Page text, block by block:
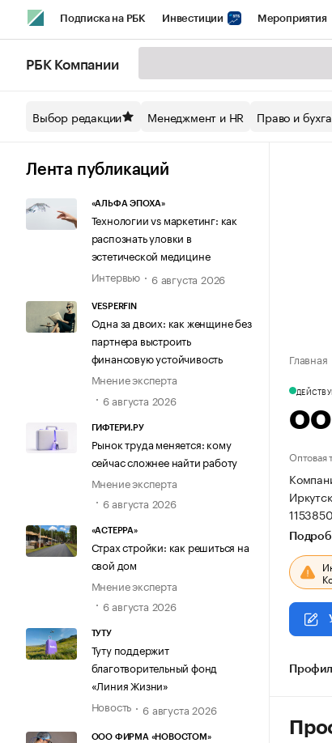
Подписка на РБК Инвестиции Мероприятия
Спецпроекты СПб Конференции СПб
Технологии и медиа
РБК Компании
Выбор редакции Менеджмент и HR Право и
Лента публикаций
«АЛЬФА ЭПОХА»
Технологии vs маркетинг: как
распознать уловки в
эстетической медицине
Интервью
6 августа 2026
VESPERFIN
Одна за двоих: как женщине без
партнера выстроить
финансовую устойчивость
Мнение эксперта
6 августа 2026
ГИФТЕРИ.РУ
Рынок труда меняется: кому
сейчас сложнее найти работу
Мнение эксперта
6 августа 2026
«АСТЕРРА»
Страх стройки: как решиться на
свой дом
Мнение эксперта
6 августа 2026
ТУТУ
Туту поддержит
благотворительный фонд
«Линия Жизни»
Новость
6 августа 2026
ООО ФИРМА «НОВОСТОМ»
Главная
Оптовая